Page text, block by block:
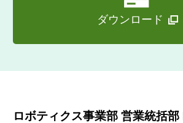
ダウンロード
ロボティクス事業部 営業統括